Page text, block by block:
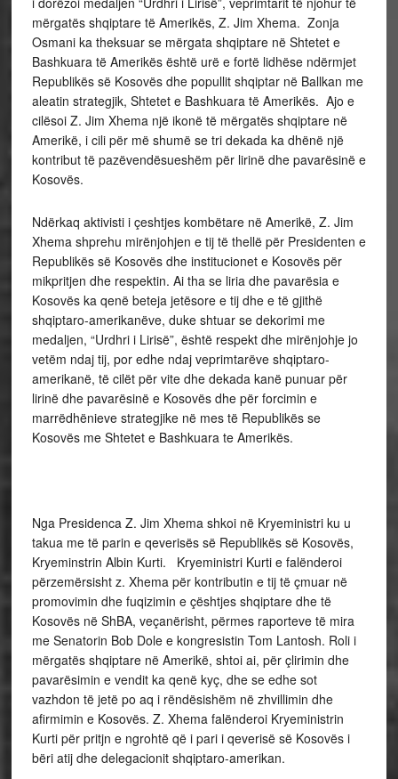
mërgatës shqiptare të Amerikës, Z. Jim Xhema. Zonja
Osmani ka theksuar se mërgata shqiptare në Shtetet e
Bashkuara të Amerikës është urë e fortë lidhëse ndërmjet
Republikës së Kosovës dhe popullit shqiptar në Ballkan me
aleatin strategjik, Shtetet e Bashkuara të Amerikës. Ajo e
cilësoi Z. Jim Xhema një ikonë të mërgatës shqiptare në
Amerikë, i cili për më shumë se tri dekada ka dhënë një
kontribut të pazëvendësueshëm për lirinë dhe pavarësinë e
Kosovës.
Ndërkaq aktivisti i çeshtjes kombëtare në Amerikë, Z. Jim
Xhema shprehu mirënjohjen e tij të thellë për Presidenten e
Republikës së Kosovës dhe institucionet e Kosovës për
mikpritjen dhe respektin. Ai tha se liria dhe pavarësia e
Kosovës ka qenë beteja jetësore e tij dhe e të gjithë
shqiptaro-amerikanëve, duke shtuar se dekorimi me
medaljen, “Urdhri i Lirisë”, është respekt dhe mirënjohje jo
vetëm ndaj tij, por edhe ndaj veprimtarëve shqiptaro-
amerikanë, të cilët për vite dhe dekada kanë punuar për
lirinë dhe pavarësinë e Kosovës dhe për forcimin e
marrëdhënieve strategjike në mes të Republikës se
Kosovës me Shtetet e Bashkuara te Amerikës.
Nga Presidenca Z. Jim Xhema shkoi në Kryeministri ku u
takua me të parin e qeverisës së Republikës së Kosovës,
Kryeminstrin Albin Kurti. Kryeministri Kurti e falënderoi
përzemërsisht z. Xhema për kontributin e tij të çmuar në
promovimin dhe fuqizimin e çështjes shqiptare dhe të
Kosovës në ShBA, veçanërisht, përmes raporteve të mira
me Senatorin Bob Dole e kongresistin Tom Lantosh. Roli i
mërgatës shqiptare në Amerikë, shtoi ai, për çlirimin dhe
pavarësimin e vendit ka qenë kyç, dhe se edhe sot
vazhdon të jetë po aq i rëndësishëm në zhvillimin dhe
afirmimin e Kosovës. Z. Xhema falënderoi Kryeministrin
Kurti për pritjn e ngrohtë që i pari i qeverisë së Kosovës i
bëri atij dhe delegacionit shqiptaro-amerikan.